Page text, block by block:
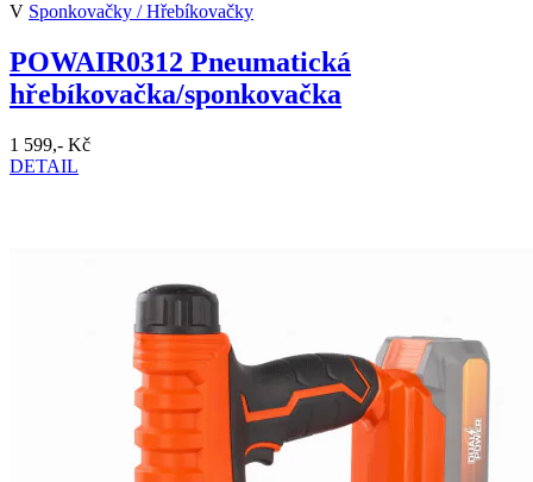
V Sponkovačky / Hřebíkovačky
POWAIR0312 Pneumatická
hřebíkovačka/sponkovačka
1 599,- Kč
DETAIL